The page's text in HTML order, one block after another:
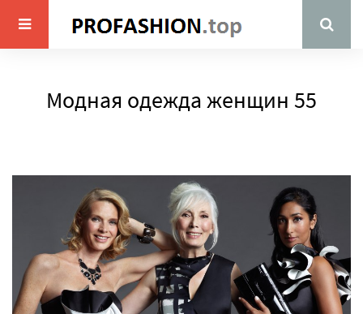
Модная одежда женщин 55